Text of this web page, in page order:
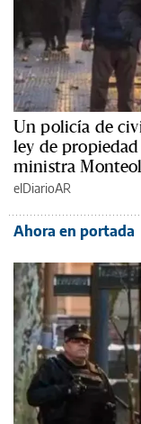
Un policía de
ley de
ministra
elDiarioAR
Ahora en portada